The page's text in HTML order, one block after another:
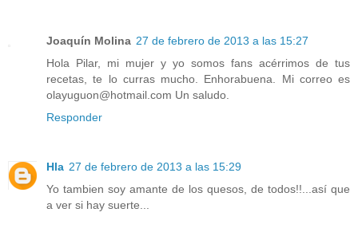
Joaquín Molina 27 de febrero de 2013 a las 15:27
Hola Pilar, mi mujer y yo somos fans acérrimos de tus
recetas, te lo curras mucho. Enhorabuena. Mi correo es
olayuguon@hotmail.com Un saludo.
Responder
Hla 27 de febrero de 2013 a las 15:29
Yo tambien soy amante de los quesos, de todos!!...así que
a ver si hay suerte...